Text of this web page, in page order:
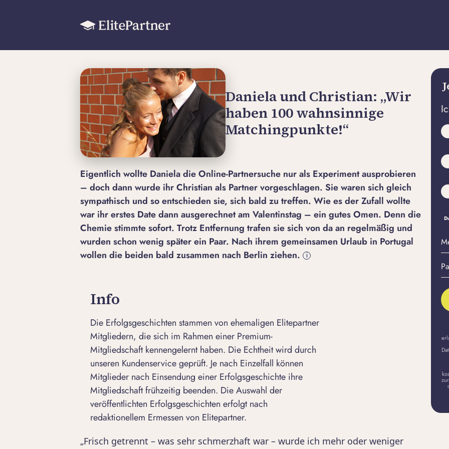
Daniela und Christian: „Wir
haben 100 wahnsinnige
Matchingpunkte!“
Eigentlich wollte Daniela die Online-Partnersuche nur als Experiment ausprobieren
– doch dann wurde ihr Christian als Partner vorgeschlagen. Sie waren sich gleich
sympathisch und so entschieden sie, sich bald zu treffen. Wie es der Zufall wollte
war ihr erstes Date dann ausgerechnet am Valentinstag – ein gutes Omen. Denn die
Chemie stimmte sofort. Trotz Entfernung trafen sie sich von da an regelmäßig und
wurden schon wenig später ein Paar. Nach ihrem gemeinsamen Urlaub in Portugal
wollen die beiden bald zusammen nach Berlin ziehen.
i
Info
Die Erfolgsgeschichten stammen von ehemaligen Elitepartner
Mitgliedern, die sich im Rahmen einer Premium-
Mitgliedschaft kennengelernt haben. Die Echtheit wird durch
unseren Kundenservice geprüft. Je nach Einzelfall können
Mitglieder nach Einsendung einer Erfolgsgeschichte ihre
Mitgliedschaft frühzeitig beenden. Die Auswahl der
veröffentlichten Erfolgsgeschichten erfolgt nach
redaktionellem Ermessen von Elitepartner.
„Frisch getrennt – was sehr schmerzhaft war – wurde ich mehr oder weniger
E-